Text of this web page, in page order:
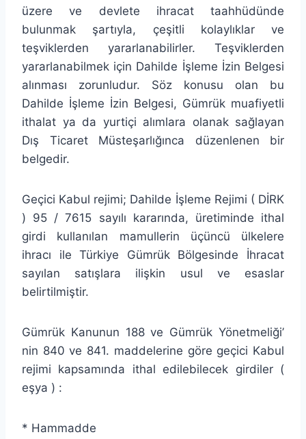
üzere ve devlete ihracat taahhüdünde
bulunmak şartıyla, çeşitli kolaylıklar ve
teşviklerden yararlanabilirler. Teşviklerden
yararlanabilmek için Dahilde İşleme İzin Belgesi
alınması zorunludur. Söz konusu olan bu
Dahilde İşleme İzin Belgesi, Gümrük muafiyetli
ithalat ya da yurtiçi alımlara olanak sağlayan
Dış Ticaret Müsteşarlığınca düzenlenen bir
belgedir.
Geçici Kabul rejimi; Dahilde İşleme Rejimi ( DİRK
) 95 / 7615 sayılı kararında, üretiminde ithal
girdi kullanılan mamullerin üçüncü ülkelere
ihracı ile Türkiye Gümrük Bölgesinde İhracat
sayılan satışlara ilişkin usul ve esaslar
belirtilmiştir.
Gümrük Kanunun 188 ve Gümrük Yönetmeliği’
nin 840 ve 841. maddelerine göre geçici Kabul
rejimi kapsamında ithal edilebilecek girdiler (
eşya ) :
* Hammadde